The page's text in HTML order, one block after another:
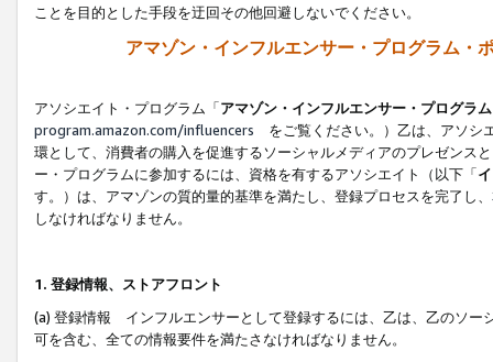
ことを目的とした手段を迂回その他回避しないでください。
アマゾン・インフルエンサー・プログラム・
アソシエイト・プログラム「アマゾン・インフルエンサー・プログラム
program.amazon.com/influencers をご覧ください。）乙は、アソシ
環として、消費者の購入を促進するソーシャルメディアのプレゼンス
ー・プログラムに参加するには、資格を有するアソシエイト（以下「
す。）は、アマゾンの質的量的基準を満たし、登録プロセスを完了し、
しなければなりません。
1. 登録情報、ストアフロント
(a) 登録情報 インフルエンサーとして登録するには、乙は、乙のソー
可を含む、全ての情報要件を満たさなければなりません。